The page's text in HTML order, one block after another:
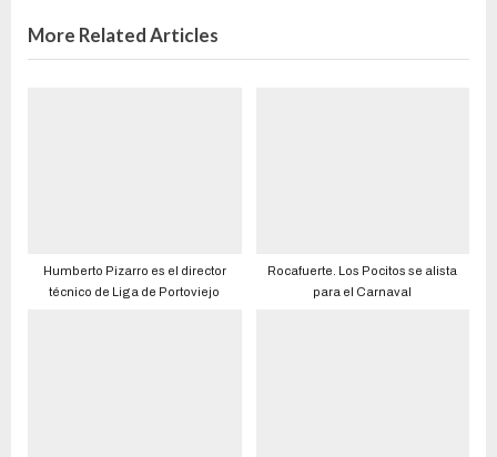
More Related Articles
Humberto Pizarro es el director
técnico de Liga de Portoviejo
Rocafuerte. Los Pocitos se alista
para el Carnaval